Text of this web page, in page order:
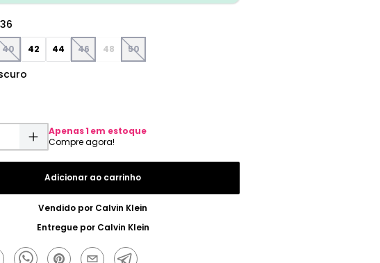
36
40 42 44 46 48 50
Apenas1 em estoque
Adicionar ao carrinho
Vendido por Calvin Klein
Entregue por Calvin Klein